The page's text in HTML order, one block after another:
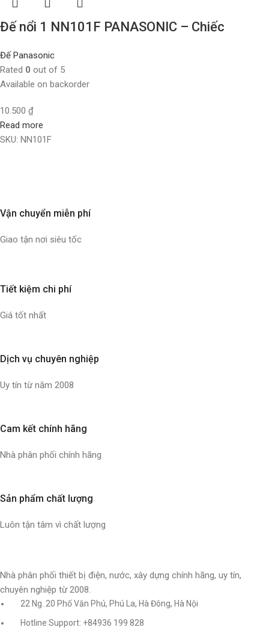
Đế nổi 1 NN101F PANASONIC – Chiếc
Đế Panasonic
Rated 0 out of 5
Available on backorder
10.500 ₫
Read more
SKU: NN101F
Vận chuyển miễn phí
Giao tận nơi siêu tốc
Tiết kiệm chi phí
Giá tốt nhất
Dịch vụ chuyên nghiệp
Uy tín từ năm 2008
Cam kết chính hãng
Nhà phân phối chính hãng
Sản phẩm chất lượng
Luôn tận tâm vì chất lượng
Nhà phân phối thiết bị điện, nước, xây dựng chính hãng, uy tín,
chuyên nghiệp từ 2008.
22 Ng. 20 Phố Văn Phú, Phú La, Hà Đông, Hà Nội
Hotline Support: +84936 199 828